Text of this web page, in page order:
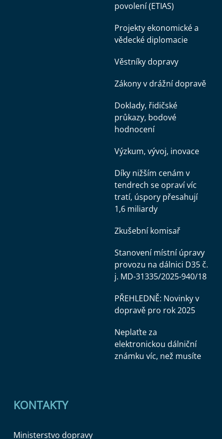
povolení (ETIAS)
Projekty ekonomické a
vědecké diplomacie
Věstníky dopravy
Zákony v drážní dopravě
Doklady, řidičské
průkazy, bodové
hodnocení
Výzkum, vývoj, inovace
Díky nižším cenám v
tendrech se opraví víc
tratí, úspory přesahují
1,6 miliardy
Zkušební komisař
Stanovení místní úpravy
provozu na dálnici D35 č.
j. MD-31335/2025-940/18
PŘEHLEDNĚ: Novinky v
dopravě pro rok 2025
Neplaťte za
elektronickou dálniční
známku víc, než musíte
KONTAKTY
Ministerstvo dopravy